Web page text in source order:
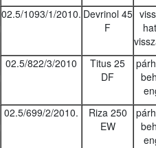
02.5/1093/1/2010. Devrinol 45
F
02.5/822/3/2010
Titus 25
DF
02.5/699/2/2010.
Riza 250
EW